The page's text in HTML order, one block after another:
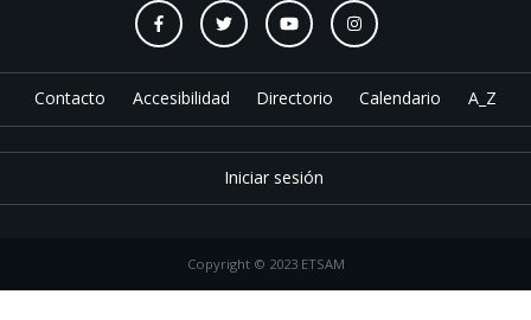
Contacto Accesibilidad Directorio Calendario A_Z
Iniciar sesión
Copyright © 2023 ETSAM